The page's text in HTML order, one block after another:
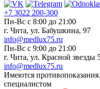
+7 3022 200-300
Пн-Вс с 8:00 до 21:00
г. Чита, ул. Бабушкина, 97
info@medlux75.ru
Пн-Вс с 9:00 до 21:00
г. Чита, ул. Красной звезды
info@medlux75.ru
Имеются
специалистом